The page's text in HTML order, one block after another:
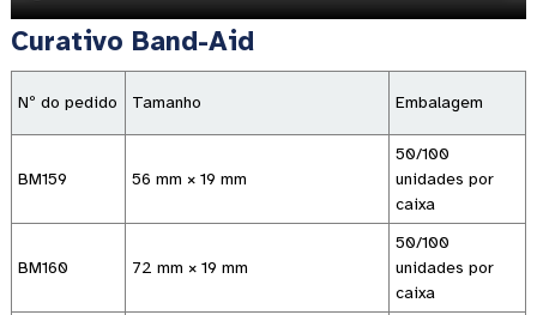
Curativo Band-Aid
Nº do pedido Tamanho Embalagem
BM159 56 mm × 19 mm
50/100
unidades por
caixa
BM160 72 mm × 19 mm
50/100
unidades por
caixa